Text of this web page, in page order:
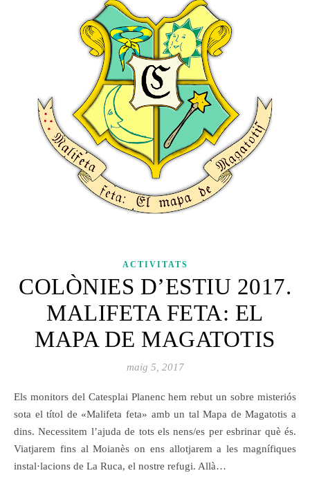
ACTIVITATS
COLÒNIES D’ESTIU 2017.
MALIFETA FETA: EL
MAPA DE MAGATOTIS
maig 5, 2017
Els monitors del Catesplai Planenc hem rebut un sobre misteriós
sota el títol de «Malifeta feta» amb un tal Mapa de Magatotis a
dins. Necessitem l’ajuda de tots els nens/es per esbrinar què és.
Viatjarem fins al Moianès on ens allotjarem a les magnífiques
instal·lacions de La Ruca, el nostre refugi. Allà…